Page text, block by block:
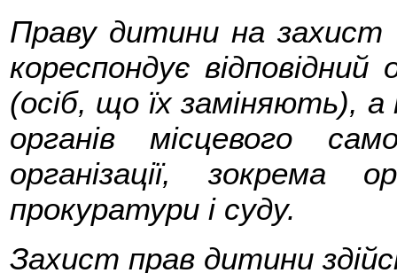
Праву дитини на захист
кореспондує
(осіб, що їх заміняють),
органів місцевого
організації, зокрема
прокуратури і суду.
Захист прав дитини